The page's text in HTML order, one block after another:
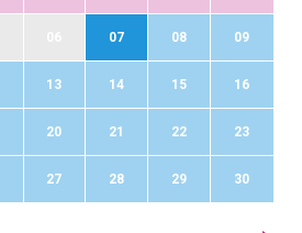
07 08 09
13 14 15 16
20 21 22 23
27 28 29 30